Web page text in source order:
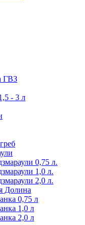
ГВЗ
- 3 л
0,75 л.
1,0 л.
2,0 л.
Долина
0,75 л
1,0 л
2,0 л